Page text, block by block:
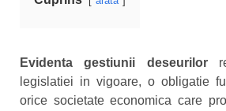
Evidenta gestiunii deseurilor
legislatiei in vigoare, o obligatie
orice societate economica care